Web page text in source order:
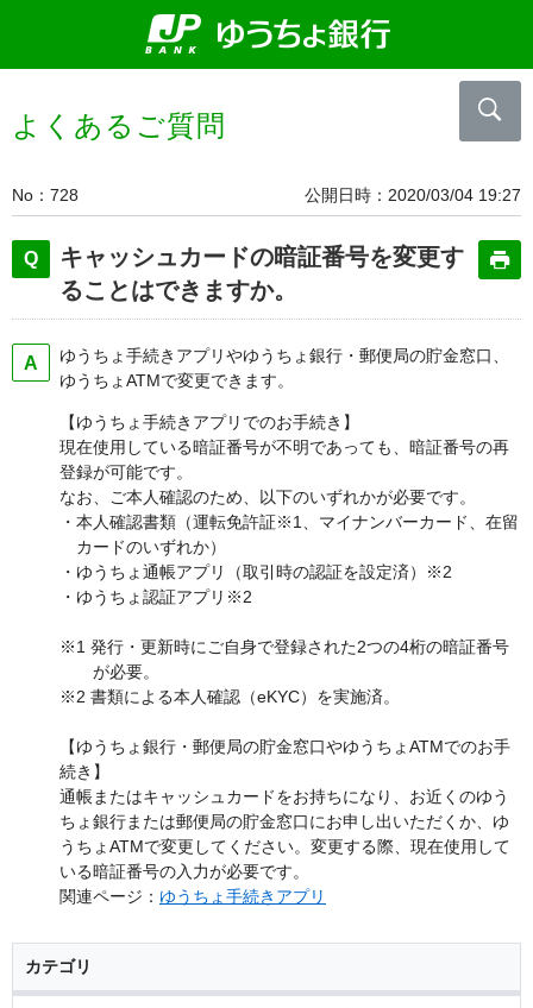
よくあるご質問
No 728 公開日時 2020/03/04 19:27
キャッシュカードの暗証番号を変更す
ることはできますか。
ゆうちょ手続きアプリやゆうちょ銀行・郵便局の貯金窓口、
ゆうちょATMで変更できます。
【ゆうちょ手続きアプリでのお手続き】
現在使用している暗証番号が不明であっても、暗証番号の再
登録が可能です。
なお、ご本人確認のため、以下のいずれかが必要です。
・本人確認書類（運転免許証※1、マイナンバーカード、在留
カードのいずれか）
・ゆうちょ通帳アプリ（取引時の認証を設定済）※2
・ゆうちょ認証アプリ※2
※1 発行・更新時にご自身で登録された2つの4桁の暗証番号
が必要。
※2 書類による本人確認（eKYC）を実施済。
【ゆうちょ銀行・郵便局の貯金窓口やゆうちょATMでのお手
続き】
通帳またはキャッシュカードをお持ちになり、お近くのゆう
ちょ銀行または郵便局の貯金窓口にお申し出いただくか、ゆ
うちょATMで変更してください。変更する際、現在使用して
いる暗証番号の入力が必要です。
関連ページ： ゆうちょ手続きアプリ
カテゴリ